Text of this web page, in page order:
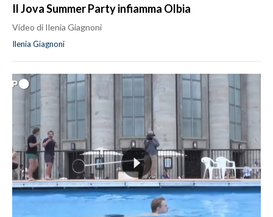
Il Jova Summer Party infiamma Olbia
Video di Ilenia Giagnoni
Ilenia Giagnoni